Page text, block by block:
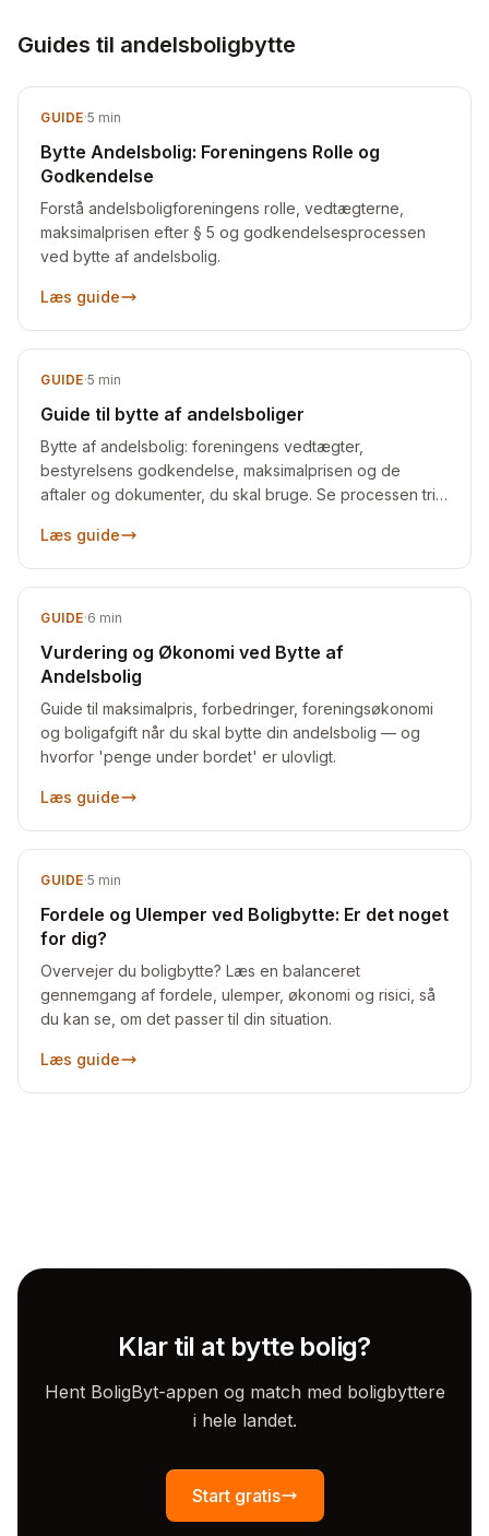
Guides til andelsboligbytte
GUIDE·5 min
Bytte Andelsbolig: Foreningens Rolle og
Godkendelse
Forstå andelsboligforeningens rolle, vedtægterne,
maksimalprisen efter § 5 og godkendelsesprocessen
ved bytte af andelsbolig.
Læs guide
GUIDE·5 min
Guide til bytte af andelsboliger
Bytte af andelsbolig: foreningens vedtægter,
bestyrelsens godkendelse, maksimalprisen og de
aftaler og dokumenter, du skal bruge. Se processen trin
Læs guide
GUIDE·6 min
Vurdering og Økonomi ved Bytte af
Andelsbolig
Guide til maksimalpris, forbedringer, foreningsøkonomi
og boligafgift når du skal bytte din andelsbolig — og
hvorfor 'penge under bordet' er ulovligt.
Læs guide
GUIDE·5 min
Fordele og Ulemper ved Boligbytte: Er det noget
for dig?
Overvejer du boligbytte? Læs en balanceret
gennemgang af fordele, ulemper, økonomi og risici, så
du kan se, om det passer til din situation.
Læs guide
Klar til at bytte bolig?
Hent BoligByt-appen og match med boligbyttere
i hele landet.
Start gratis